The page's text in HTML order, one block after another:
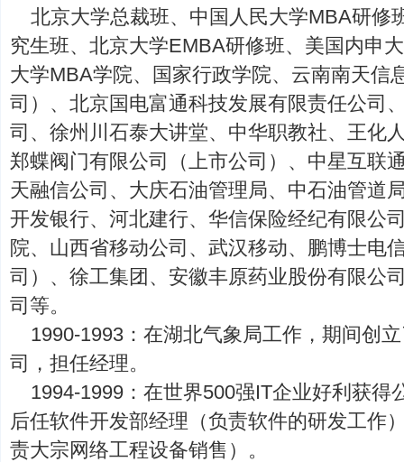
北京大学总裁班、中国人民大学MBA研修
究生班、北京大学EMBA研修班、美国内申
大学MBA学院、国家行政学院、云南南天信
司）、北京国电富通科技发展有限责任公司
司、徐州川石泰大讲堂、中华职教社、王化
郑蝶阀门有限公司（上市公司）、中星互联
天融信公司、大庆石油管理局、中石油管道
开发银行、河北建行、华信保险经纪有限公
院、山西省移动公司、武汉移动、鹏博士电
司）、徐工集团、安徽丰原药业股份有限公
司等。
1990-1993：在湖北气象局工作，期间创
司，担任经理。
1994-1999：在世界500强IT企业好利获得
后任软件开发部经理（负责软件的研发工作
责大宗网络工程设备销售）。